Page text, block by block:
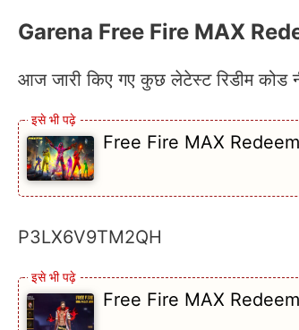
Garena Free Fire MAX
आज जारी किए गए कुछ लेटेस्ट रिडीम कोड
Free Fire MAX Redeem
P3LX6V9TM2QH
Free Fire MAX Redeem